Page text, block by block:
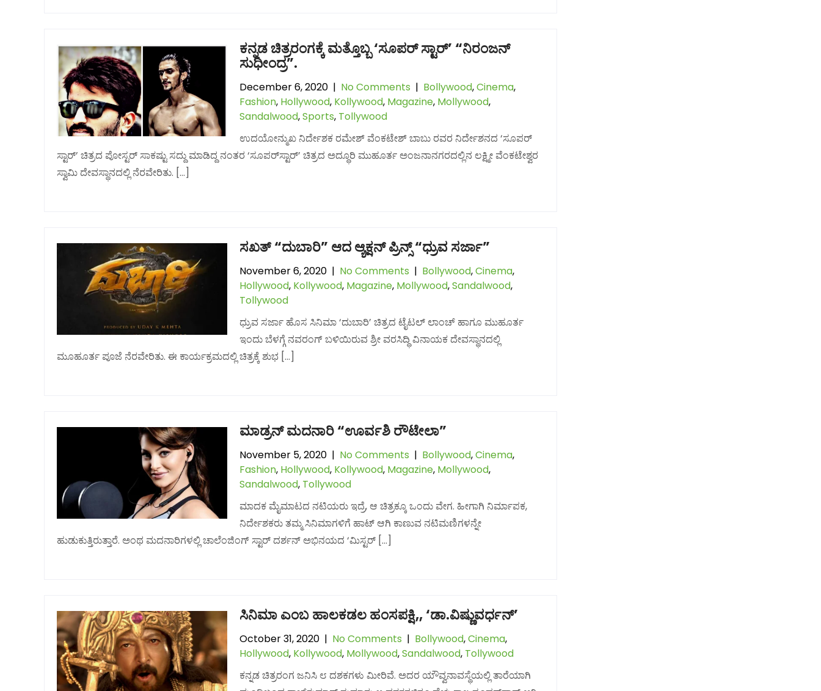
ಕನ್ನಡ ಚಿತ್ರರಂಗಕ್ಕೆ ಮತ್ತೊಬ್ಬ ‘ಸೂಪರ್ ಸ್ಟಾರ್’ “ನಿರಂಜನ್
ಸುಧೀಂದ್ರ”.
December 6, 2020 | No Comments | Bollywood,Cinema,
Fashion, Hollywood, Kollywood, Magazine, Mollywood,
Sandalwood,Sports, Tollywood
ಉದಯೋನ್ಮುಖ ನಿರ್ದೇಶಕ ರಮೇಶ್ ವೆಂಕಟೇಶ್​ ಬಾಬು ರವರ ನಿರ್ದೇಶನದ ‘ಸೂಪರ್
ಸ್ಟಾರ್’ ಚಿತ್ರದ ಪೋಸ್ಟರ್ ಸಾಕಷ್ಟು ಸದ್ದು ಮಾಡಿದ್ದ ನಂತರ ‘ಸೂಪರ್​ಸ್ಟಾರ್’ ಚಿತ್ರದ ಅದ್ಧೂರಿ ಮುಹೂರ್ತ ಅಂಜನಾನಗರದಲ್ಲಿನ ಲಕ್ಷ್ಮೀ ವೆಂಕಟೇಶ್ವರ
ಸ್ವಾಮಿ ದೇವಸ್ಥಾನದಲ್ಲಿ ನೆರವೇರಿತು. […]
ಸಖತ್ “ದುಬಾರಿ” ಆದ ಆ್ಯಕ್ಷನ್​ ಪ್ರಿನ್ಸ್​ “ಧ್ರುವ ಸರ್ಜಾ”
November 6, 2020 | No Comments | Bollywood,Cinema,
Hollywood, Kollywood, Magazine, Mollywood,Sandalwood,
Tollywood
ಧ್ರುವ ಸರ್ಜಾ ಹೊಸ ಸಿನಿಮಾ ‘ದುಬಾರಿ’ ಚಿತ್ರದ ಟೈಟಲ್​ ಲಾಂಚ್​ ಹಾಗೂ ಮುಹೂರ್ತ
ಇಂದು ಬೆಳಗ್ಗೆ ನವರಂಗ್ ಬಳಿಯಿರುವ ಶ್ರೀ ವರಸಿದ್ಧಿ ವಿನಾಯಕ ದೇವಸ್ಥಾನದಲ್ಲಿ
ಮೂಹೂರ್ತ ಪೂಜೆ ನೆರವೇರಿತು. ಈ ಕಾರ್ಯಕ್ರಮದಲ್ಲಿ ಚಿತ್ರಕ್ಕೆ ಶುಭ […]
ಮಾಡ್ರನ್ ಮದನಾರಿ “ಊರ್ವಶಿ ರೌಟೇಲಾ”
November 5, 2020 | No Comments | Bollywood,Cinema,
Fashion, Hollywood, Kollywood, Magazine, Mollywood,
Sandalwood, Tollywood
ಮಾದಕ ಮೈಮಾಟದ ನಟಿಯರು ಇದ್ರೆ, ಆ ಚಿತ್ರಕ್ಕೂ ಒಂದು ವೇಗ. ಹೀಗಾಗಿ ನಿರ್ಮಾಪಕ,
ನಿರ್ದೇಶಕರು ತಮ್ಮ ಸಿನಿಮಾಗಳಿಗೆ ಹಾಟ್ ಆಗಿ ಕಾಣುವ ನಟಿಮಣಿಗಳನ್ನೇ
ಹುಡುಕುತ್ತಿರುತ್ತಾರೆ. ಅಂಥ ಮದನಾರಿಗಳಲ್ಲಿ ಚಾಲೆಂಜಿಂಗ್ ಸ್ಟಾರ್ ದರ್ಶನ್ ಅಭಿನಯದ ‘ಮಿಸ್ಟರ್ […]
ಸಿನಿಮಾ ಎಂಬ ಹಾಲಕಡಲ ಹಂಸಪಕ್ಷಿ,, ‘ಡಾ.ವಿಷ್ಣುವರ್ಧನ್’
October 31, 2020 | No Comments | Bollywood,Cinema,
Hollywood, Kollywood, Mollywood,Sandalwood, Tollywood
ಕನ್ನಡ ಚಿತ್ರರಂಗ ಜನಿಸಿ ೮ ದಶಕಗಳು ಮೀರಿವೆ. ಅದರ ಯೌವ್ವನಾವಸ್ಥೆಯಲ್ಲಿ ತಾರೆಯಾಗಿ